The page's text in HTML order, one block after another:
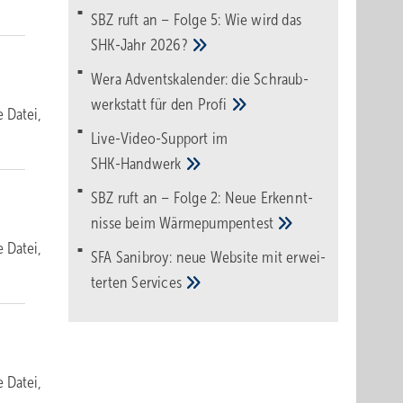
Datei,
Datei,
Datei,
SBZ ruft an – Folge 5: Wie wird das
SHK-Jahr 2026?
Wera Adventskalender: die Schraub­
werk­statt für den Pro­fi
Live-Video-Support im
SHK-Handwerk
SBZ ruft an – Folge 2: Neue Erkennt­
nisse beimWärme­pumpen­test
SFA Sanibroy: neue Web­site mit erwei­
tertenServices